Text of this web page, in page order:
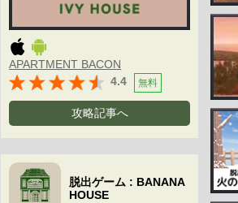
APARTMENT BACON
4.4
無料
攻略記事へ
脱出ゲーム : BANANA
HOUSE